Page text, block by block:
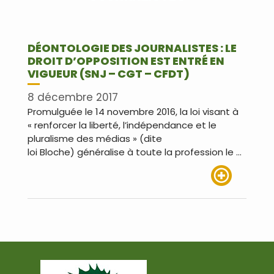
DÉONTOLOGIE DES JOURNALISTES : LE
DROIT D’OPPOSITION EST ENTRÉ EN
VIGUEUR (SNJ – CGT – CFDT)
8 décembre 2017
Promulguée le 14 novembre 2016, la loi visant à
« renforcer la liberté, l’indépendance et le
pluralisme des médias » (dite
loi Bloche) généralise à toute la profession le …